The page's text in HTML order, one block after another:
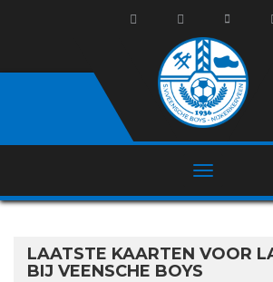
LAATSTE KAARTEN VOOR
BIJ VEENSCHE BOYS